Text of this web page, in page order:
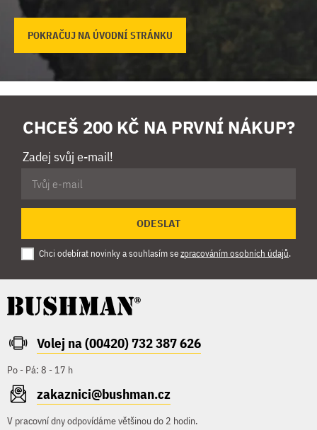
POKRAČUJ NA ÚVODNÍ STRÁNKU
CHCEŠ 200 KČ NA PRVNÍ NÁKUP?
Zadej svůj e-mail!
ODESLAT
Chci odebírat novinky a souhlasím sezpracováním osobních údajů.
Volej na (00420) 732 387 626
Po - Pá: 8 - 17 h
zakaznici@bushman.cz
V pracovní dny odpovídáme většinou do 2 hodin.